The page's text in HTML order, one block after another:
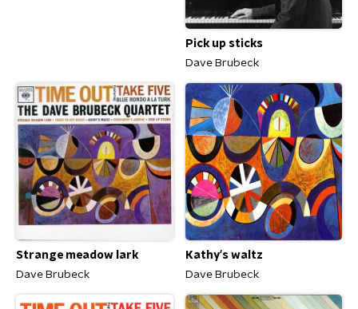
Pick up sticks
Dave Brubeck
Strange meadow lark
Dave Brubeck
Kathy's waltz
Dave Brubeck